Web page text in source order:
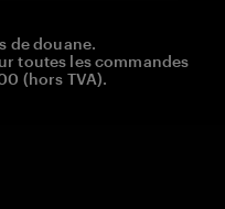
de douane.
toutes les commandes
(hors TVA).